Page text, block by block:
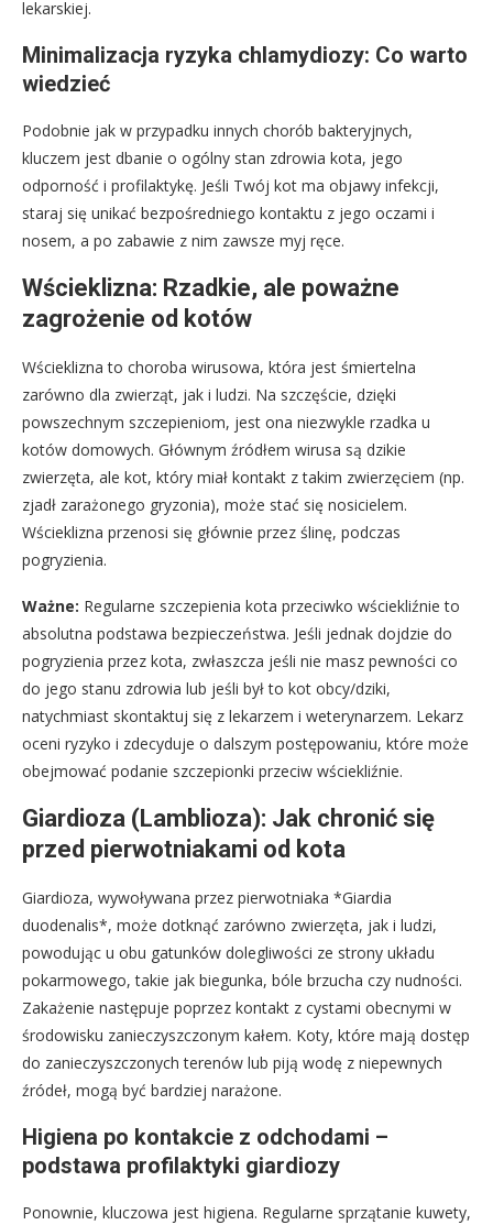
lekarskiej.
Minimalizacja ryzyka chlamydiozy: Co warto
wiedzieć
Podobnie jak w przypadku innych chorób bakteryjnych,
kluczem jest dbanie o ogólny stan zdrowia kota, jego
odporność i profilaktykę. Jeśli Twój kot ma objawy infekcji,
staraj się unikać bezpośredniego kontaktu z jego oczami i
nosem, a po zabawie z nim zawsze myj ręce.
Wścieklizna: Rzadkie, ale poważne
zagrożenie od kotów
Wścieklizna to choroba wirusowa, która jest śmiertelna
zarówno dla zwierząt, jak i ludzi. Na szczęście, dzięki
powszechnym szczepieniom, jest ona niezwykle rzadka u
kotów domowych. Głównym źródłem wirusa są dzikie
zwierzęta, ale kot, który miał kontakt z takim zwierzęciem (np.
zjadł zarażonego gryzonia), może stać się nosicielem.
Wścieklizna przenosi się głównie przez ślinę, podczas
pogryzienia.
Ważne: Regularne szczepienia kota przeciwko wściekliźnie to
absolutna podstawa bezpieczeństwa. Jeśli jednak dojdzie do
pogryzienia przez kota, zwłaszcza jeśli nie masz pewności co
do jego stanu zdrowia lub jeśli był to kot obcy/dziki,
natychmiast skontaktuj się z lekarzem i weterynarzem. Lekarz
oceni ryzyko i zdecyduje o dalszym postępowaniu, które może
obejmować podanie szczepionki przeciw wściekliźnie.
Giardioza (Lamblioza): Jak chronić się
przed pierwotniakami od kota
Giardioza, wywoływana przez pierwotniaka *Giardia
duodenalis*, może dotknąć zarówno zwierzęta, jak i ludzi,
powodując u obu gatunków dolegliwości ze strony układu
pokarmowego, takie jak biegunka, bóle brzucha czy nudności.
Zakażenie następuje poprzez kontakt z cystami obecnymi w
środowisku zanieczyszczonym kałem. Koty, które mają dostęp
do zanieczyszczonych terenów lub piją wodę z niepewnych
źródeł, mogą być bardziej narażone.
Higiena po kontakcie z odchodami –
podstawa profilaktyki giardiozy
Ponownie, kluczowa jest higiena. Regularne sprzątanie kuwety,